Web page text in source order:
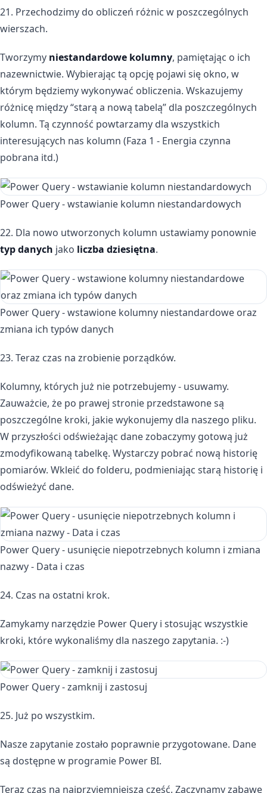
21. Przechodzimy do obliczeń różnic w poszczególnych
wierszach.
Tworzymy niestandardowe kolumny, pamiętając o ich
nazewnictwie. Wybierając tą opcję pojawi się okno, w
którym będziemy wykonywać obliczenia. Wskazujemy
różnicę między “starą a nową tabelą” dla poszczególnych
kolumn. Tą czynność powtarzamy dla wszystkich
interesujących nas kolumn (Faza 1 - Energia czynna
pobrana itd.)
Power Query - wstawianie kolumn niestandardowych
22. Dla nowo utworzonych kolumn ustawiamy ponownie
typ danych jako liczba dziesiętna.
Power Query - wstawione kolumny niestandardowe oraz
zmiana ich typów danych
23. Teraz czas na zrobienie porządków.
Kolumny, których już nie potrzebujemy - usuwamy.
Zauważcie, że po prawej stronie przedstawone są
poszczególne kroki, jakie wykonujemy dla naszego pliku.
W przyszłości odświeżając dane zobaczymy gotową już
zmodyfikowaną tabelkę. Wystarczy pobrać nową historię
pomiarów. Wkleić do folderu, podmieniając starą historię i
odświeżyć dane.
Power Query - usunięcie niepotrzebnych kolumn i zmiana
nazwy - Data i czas
24. Czas na ostatni krok.
Zamykamy narzędzie Power Query i stosując wszystkie
kroki, które wykonaliśmy dla naszego zapytania. :-)
Power Query - zamknij i zastosuj
25. Już po wszystkim.
Nasze zapytanie zostało poprawnie przygotowane. Dane
są dostępne w programie Power BI.
Teraz czas na najprzyjemniejszą część. Zaczynamy zabawę